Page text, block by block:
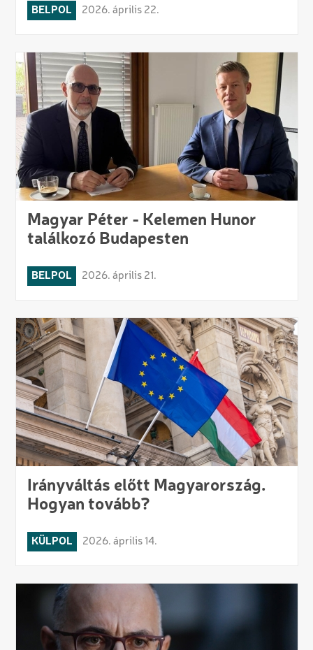
BELPOL 2026. április 22.
Magyar Péter - Kelemen Hunor
találkozó Budapesten
BELPOL 2026. április 21.
Irányváltás előtt Magyarország.
Hogyan tovább?
KÜLPOL 2026. április 14.